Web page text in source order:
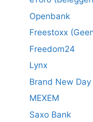
Openbank
Freestoxx
Freedom24
Lynx
Brand New Day
MEXEM
Saxo Bank